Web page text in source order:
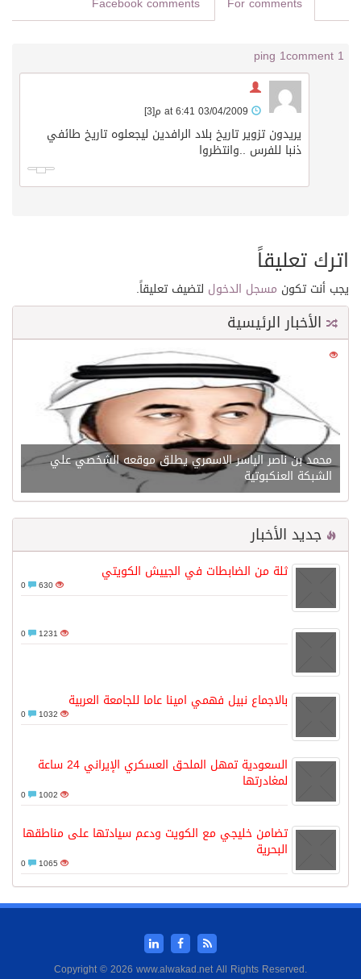
1 comment
1 ping
[3]
يريدون تزوير تاريخ بلاد الرافدين ليجعلوه تاريخ طائفي
ذنبا للفرس ..وانتظروا
اترك تعليقاً
يجب أنت تكون مسجل الدخول لتضيف تعليقاً.
الأخبار الرئيسية
21613
محمد بن ناصر الياسر الاسمري يطلق موقعه الشخصي علي
الشبكة العنكبوتية
جديد الأخبار
ثلة من الضابطات في الجييش الكويتي
630
1231
بالاجماع نبيل فهمي امينا عاما للجامعة العربية
1032
السعودية تمهل الملحق العسكري الإيراني 24 ساعة
لمغادرتها
1002
تضامن خليجي مع الكويت ودعم سيادتها على مناطقها
البحرية
1065
Copyright © 2026 www.alwakad.net All Rights Reserved.